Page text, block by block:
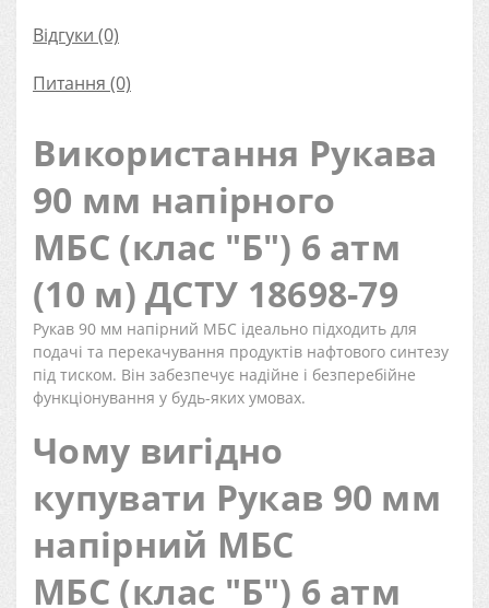
Відгуки (0)
Питання (0)
Використання Рукава
90 мм напірного
МБС (клас "Б") 6 атм
(10 м) ДСТУ 18698-79
Рукав 90 мм напірний МБС ідеально підходить для
подачі та перекачування продуктів нафтового синтезу
під тиском. Він забезпечує надійне і безперебійне
функціонування у будь-яких умовах.
Чому вигідно
купувати Рукав 90 мм
напірний МБС
МБС (клас "Б") 6 атм